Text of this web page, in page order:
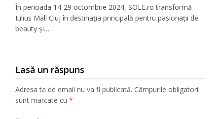
În perioada 14-29 octombrie 2024, SOLE.ro transformă
Iulius Mall Cluj în destinația principală pentru pasionații de
beauty și…
Lasă un răspuns
Adresa ta de email nu va fi publicată. Câmpurile obligatorii
sunt marcate cu*